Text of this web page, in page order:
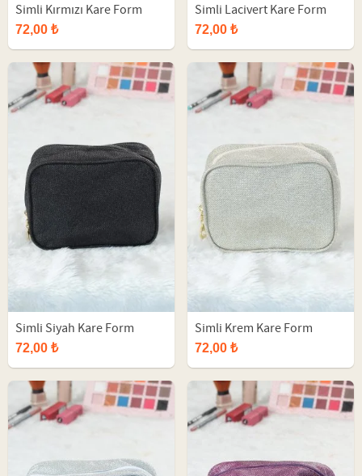
Simli Kırmızı Kare Form
Makyaj Çantası
72,00 ₺
Simli Lacivert Kare Form
Makyaj Çantası
72,00 ₺
Simli Siyah Kare Form
Makyaj Çantası
72,00 ₺
Simli Krem Kare Form
Makyaj Çantası
72,00 ₺